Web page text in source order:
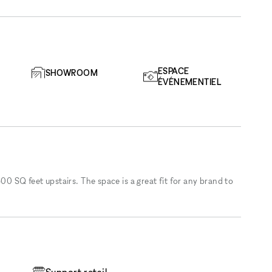
SHOWROOM
ESPACE
ÉVÉNEMENTIEL
SQ feet upstairs. The space is a great fit for any brand to